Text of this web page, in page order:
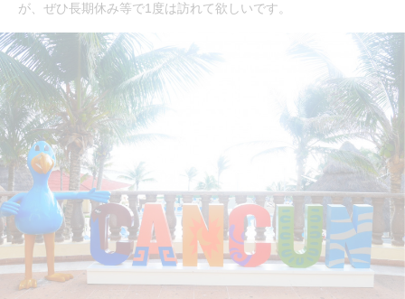
が、ぜひ長期休み等で1度は訪れて欲しいです。